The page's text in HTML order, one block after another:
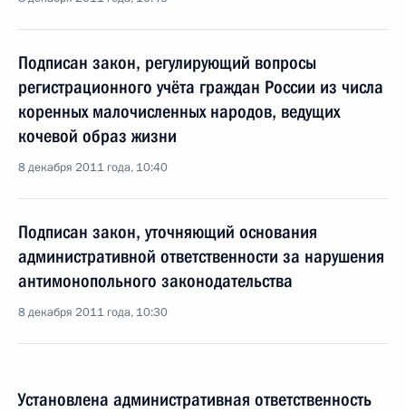
Подписан закон, регулирующий вопросы
регистрационного учёта граждан России из числа
коренных малочисленных народов, ведущих
кочевой образ жизни
8 декабря 2011 года, 10:40
Подписан закон, уточняющий основания
административной ответственности за нарушения
антимонопольного законодательства
8 декабря 2011 года, 10:30
Установлена административная ответственность